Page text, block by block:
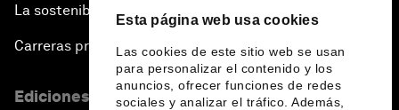
Esta página web usa cookies
Las cookies de este sitio web se usan
para personalizar el contenido y los
anuncios, ofrecer funciones de redes
sociales y analizar el tráfico. Además,
La sostenibilidad en el Foro
Carreras profesionales
Ediciones en otros idiomas